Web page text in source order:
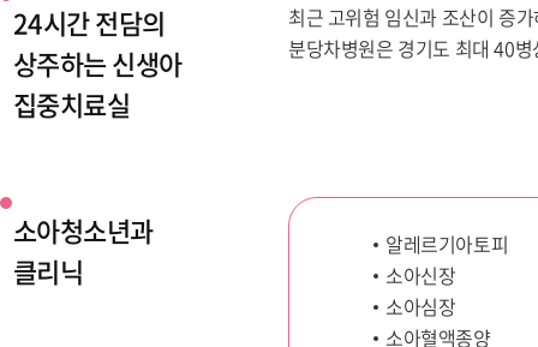
24시간 전담의
상주하는 신생아
집중치료실
최근 고위험 임신과 조산이 증
분당차병원은 경기도 최대 40
소아청소년과
클리닉
알레르기아토피
소아신장
소아심장
소아혈액종양